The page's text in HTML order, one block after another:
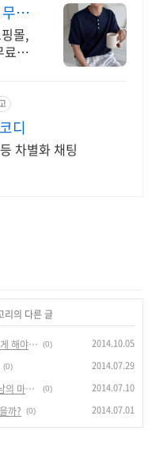
료
몰,
료배
디
차별화 채팅
리의 다른 글
여자가 먼저 고백 후, '변해버린 남자'. 어떻게 해야할까? (0) 2014.10.05
(0) 2014.07.29
썸남 떠보기 - 이 남자, 내 남자 맞을까? 썸남의 마음을 확인하고 내꺼 만들기. (0) 2014.07.10
까? (0) 2014.07.01